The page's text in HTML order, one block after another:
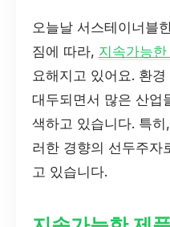
오늘날 서스테이너블
짐에 따라, 지속가능
요해지고 있어요. 환
대두되면서 많은 산업
색하고 있습니다. 특
러한 경향의 선두주자
고 있습니다.